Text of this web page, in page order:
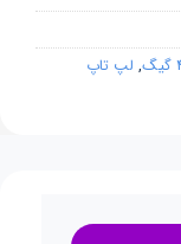
, لپ تاپ